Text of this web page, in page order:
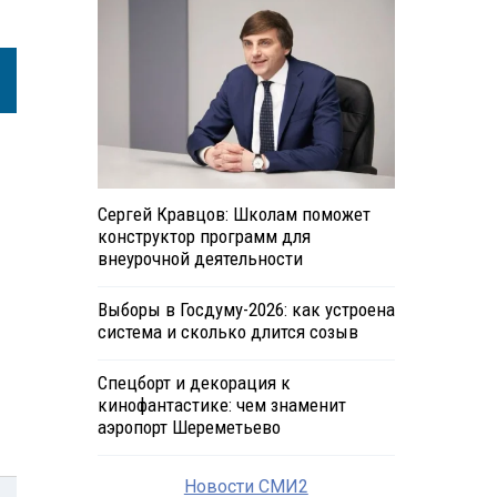
Сергей Кравцов: Школам поможет
конструктор программ для
внеурочной деятельности
Выборы в Госдуму-2026: как устроена
система и сколько длится созыв
Спецборт и декорация к
кинофантастике: чем знаменит
аэропорт Шереметьево
Новости СМИ2